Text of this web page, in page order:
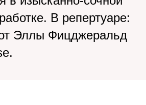
В репертуаре:
Эллы Фицджеральд